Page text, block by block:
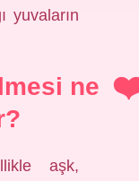
yuvaların
ne
aşk,